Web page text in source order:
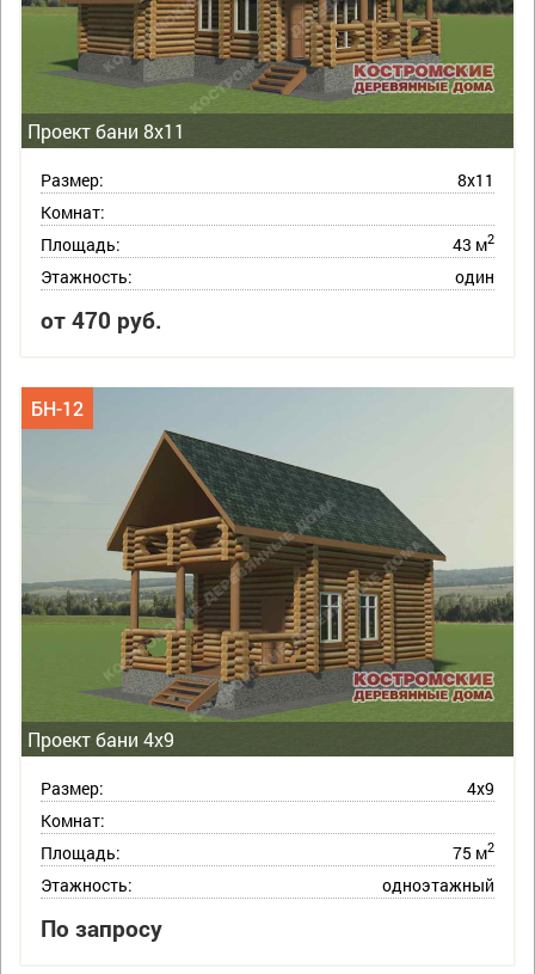
Проект бани 8х11
Размер:
8х11
Комнат:
Площадь:
43 м2
Этажность: один
от 470 руб.
Проект бани 4х9
БН-12
Размер:
4х9
Комнат:
Площадь:
75 м2
Этажность: одноэтажный
По запросу